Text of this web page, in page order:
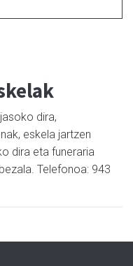
dira,
eskela jartzen
dira eta funeraria
Telefonoa: 943